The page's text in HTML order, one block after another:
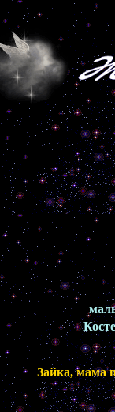
Зайка, мама